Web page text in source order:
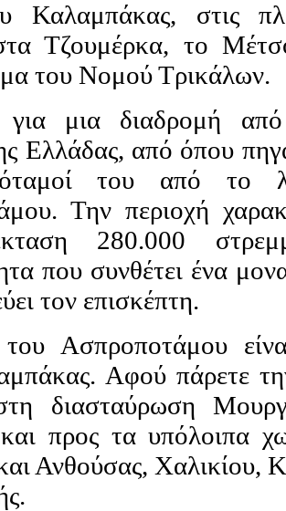
Καλαμπάκας, στις
Τζουμέρκα, το
του Νομού Τρικάλων.
για μια διαδρομή από
Ελλάδας, από όπου
του από το
Την περιοχή
280.000
που συνθέτει ένα
τον επισκέπτη.
Ασπροποτάμου
Αφού πάρετε
διασταύρωση
προς τα υπόλοιπα
Ανθούσας, Χαλικίου,